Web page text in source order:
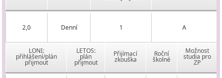
2,0 Denní 1 A
LONI:
přihlášení/plán
přijmout
LETOS:
plán
přijmout
Přijímací
zkouška
Roční
školné
Možnost
studia pro
ZP